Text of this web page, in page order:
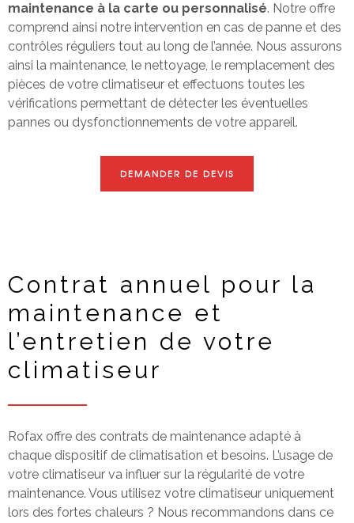
maintenance à la carte ou personnalisé. Notre offre
comprend ainsi notre intervention en cas de panne et des
contrôles réguliers tout au long de l’année. Nous assurons
ainsi la maintenance, le nettoyage, le remplacement des
pièces de votre climatiseur et effectuons toutes les
vérifications permettant de détecter les éventuelles
pannes ou dysfonctionnements de votre appareil.
DEMANDER DE DEVIS
Contrat annuel pour la
maintenance et
l’entretien de votre
climatiseur
Rofax offre des contrats de maintenance adapté à
chaque dispositif de climatisation et besoins. L’usage de
votre climatiseur va influer sur la régularité de votre
maintenance. Vous utilisez votre climatiseur uniquement
lors des fortes chaleurs ? Nous recommandons dans ce